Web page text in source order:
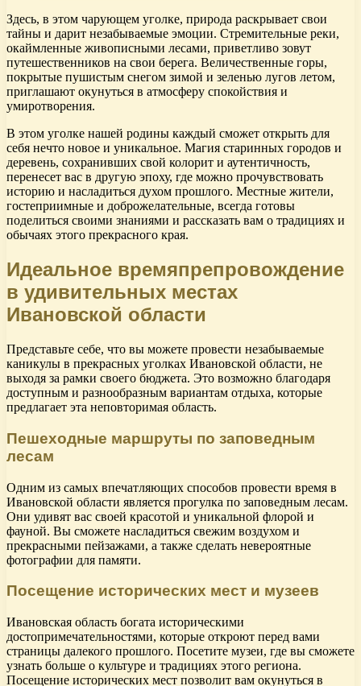
Здесь, в этом чарующем уголке, природа раскрывает свои
тайны и дарит незабываемые эмоции. Стремительные реки,
окаймленные живописными лесами, приветливо зовут
путешественников на свои берега. Величественные горы,
покрытые пушистым снегом зимой и зеленью лугов летом,
приглашают окунуться в атмосферу спокойствия и
умиротворения.
В этом уголке нашей родины каждый сможет открыть для
себя нечто новое и уникальное. Магия старинных городов и
деревень, сохранивших свой колорит и аутентичность,
перенесет вас в другую эпоху, где можно прочувствовать
историю и насладиться духом прошлого. Местные жители,
гостеприимные и доброжелательные, всегда готовы
поделиться своими знаниями и рассказать вам о традициях и
обычаях этого прекрасного края.
Идеальное времяпрепровождение
в удивительных местах
Ивановской области
Представьте себе, что вы можете провести незабываемые
каникулы в прекрасных уголках Ивановской области, не
выходя за рамки своего бюджета. Это возможно благодаря
доступным и разнообразным вариантам отдыха, которые
предлагает эта неповторимая область.
Пешеходные маршруты по заповедным
лесам
Одним из самых впечатляющих способов провести время в
Ивановской области является прогулка по заповедным лесам.
Они удивят вас своей красотой и уникальной флорой и
фауной. Вы сможете насладиться свежим воздухом и
прекрасными пейзажами, а также сделать невероятные
фотографии для памяти.
Посещение исторических мест и музеев
Ивановская область богата историческими
достопримечательностями, которые откроют перед вами
страницы далекого прошлого. Посетите музеи, где вы сможете
узнать больше о культуре и традициях этого региона.
Посещение исторических мест позволит вам окунуться в